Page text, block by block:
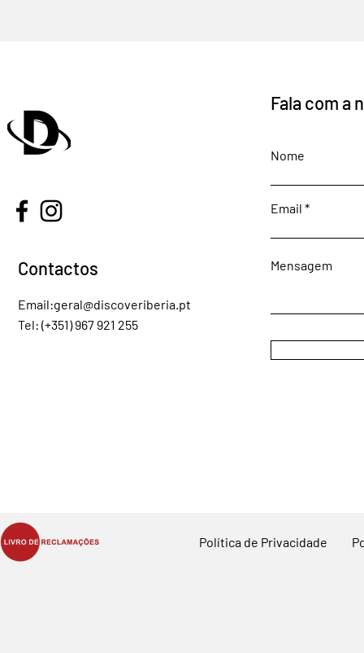
Contactos
Email:geral@discoveriberia.pt
Tel: (+351) 967 921 255
Fala com a
Nome
Email
Mensagem
Política de Privacidade